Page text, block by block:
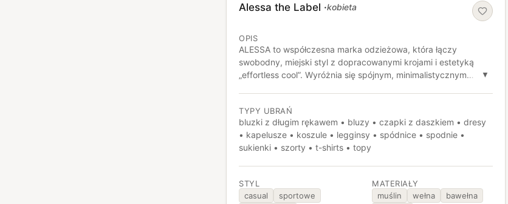
Alessa the Label ·kobieta
OPIS
ALESSA to współczesna marka odzieżowa, która łączy
swobodny, miejski styl z dopracowanymi krojami i estetyką
„effortless cool”. Wyróżnia się spójnym, minimalistycznym
sytuacjach. Marka buduje swoją tożsamość wokół naturalności,
lekkości i nowoczesnego podejścia do kobiecej mody, tworząc
ubrania, które mają wyglądać stylowo bez nadmiernego
wysiłku.
▼
TYPY UBRAŃ
bluzki z długim rękawem • bluzy • czapki z daszkiem • dresy
• kapelusze • koszule • legginsy • spódnice • spodnie •
sukienki • szorty • t-shirts • topy
STYL
casual
sportowe
MATERIAŁY
muślin
wełna
bawełna